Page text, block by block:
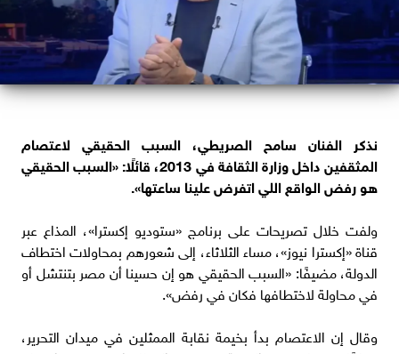
نذكر الفنان سامح الصريطي، السبب الحقيقي لاعتصام
المثقفين داخل وزارة الثقافة في 2013، قائلًا: «السبب الحقيقي
هو رفض الواقع اللي اتفرض علينا ساعتها».
ولفت خلال تصريحات على برنامج «ستوديو إكسترا»، المذاع عبر
قناة «إكسترا نيوز»، مساء الثلاثاء، إلى شعورهم بمحاولات اختطاف
الدولة، مضيفًا: «السبب الحقيقي هو إن حسينا أن مصر بتنتشل أو
في محاولة لاختطافها فكان في رفض».
وقال إن الاعتصام بدأ بخيمة نقابة الممثلين في ميدان التحرير،